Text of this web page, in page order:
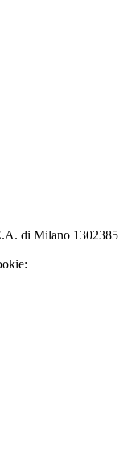
di Milano 1302385